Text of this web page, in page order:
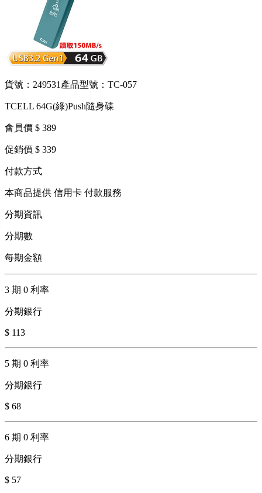
貨號：249531 產品型號：TC-057
TCELL 64G(綠)Push隨身碟
會員價 $ 389
促銷價 $ 339
付款方式
本商品提供 信用卡 付款服務
分期資訊
分期數
每期金額
3 期 0 利率
分期銀行
$ 113
5 期 0 利率
分期銀行
$ 68
6 期 0 利率
分期銀行
$ 57